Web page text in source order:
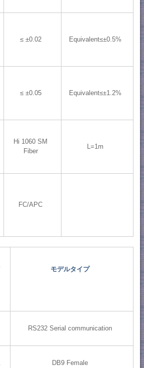
≤ ±0.02 Equivalent≤±0.5%
≤ ±0.05 Equivalent≤±1.2%
Hi 1060 SM
Fiber
L=1m
FC/APC
モデルタイプ
RS232 Serial communication
DB9 Female